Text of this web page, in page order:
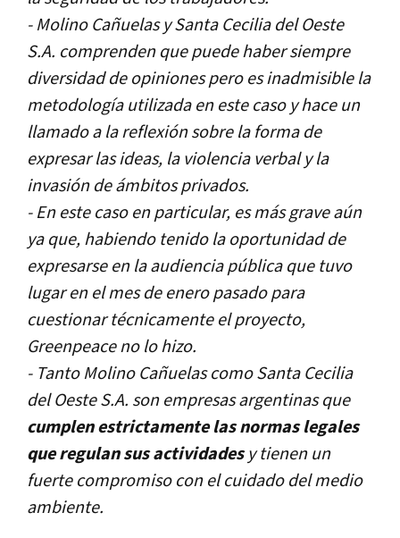
- Molino Cañuelas y Santa Cecilia del Oeste
S.A. comprenden que puede haber siempre
diversidad de opiniones pero es inadmisible la
metodología utilizada en este caso y hace un
llamado a la reflexión sobre la forma de
expresar las ideas, la violencia verbal y la
invasión de ámbitos privados.
- En este caso en particular, es más grave aún
ya que, habiendo tenido la oportunidad de
expresarse en la audiencia pública que tuvo
lugar en el mes de enero pasado para
cuestionar técnicamente el proyecto,
Greenpeace no lo hizo.
- Tanto Molino Cañuelas como Santa Cecilia
del Oeste S.A. son empresas argentinas que
cumplen estrictamente las normas legales
que regulan sus actividadesy tienen un
fuerte compromiso con el cuidado del medio
ambiente.